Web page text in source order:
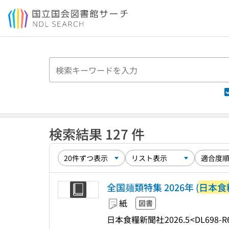
本文へ移動
検索結果 127 件
全国麺類特集 2026年 (日本
紙 図書
日本食糧新聞社2026.5<DL698-